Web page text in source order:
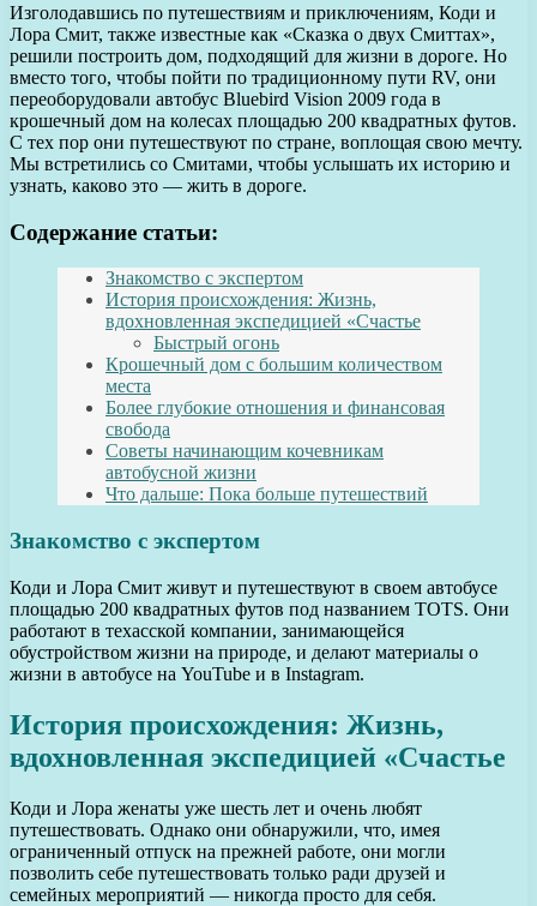
Изголодавшись по путешествиям и приключениям, Коди и
Лора Смит, также известные как «Сказка о двух Смиттах»,
решили построить дом, подходящий для жизни в дороге. Но
вместо того, чтобы пойти по традиционному пути RV, они
переоборудовали автобус Bluebird Vision 2009 года в
крошечный дом на колесах площадью 200 квадратных футов.
С тех пор они путешествуют по стране, воплощая свою мечту.
Мы встретились со Смитами, чтобы услышать их историю и
узнать, каково это — жить в дороге.
Содержание статьи:
Знакомство с экспертом
История происхождения: Жизнь,
вдохновленная экспедицией «Счастье
Быстрый огонь
Крошечный дом с большим количеством
места
Более глубокие отношения и финансовая
свобода
Советы начинающим кочевникам
автобусной жизни
Что дальше: Пока больше путешествий
Знакомство с экспертом
Коди и Лора Смит живут и путешествуют в своем автобусе
площадью 200 квадратных футов под названием TOTS. Они
работают в техасской компании, занимающейся
обустройством жизни на природе, и делают материалы о
жизни в автобусе на YouTube и в Instagram.
История происхождения: Жизнь,
вдохновленная экспедицией «Счастье
Коди и Лора женаты уже шесть лет и очень любят
путешествовать. Однако они обнаружили, что, имея
ограниченный отпуск на прежней работе, они могли
позволить себе путешествовать только ради друзей и
семейных мероприятий — никогда просто для себя.